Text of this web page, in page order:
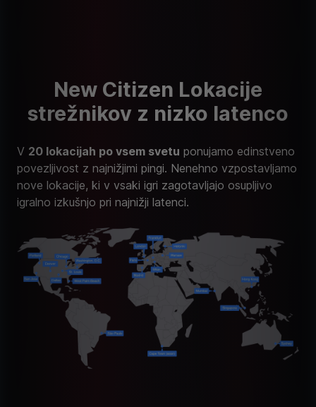
New Citizen Lokacije
strežnikov z nizko latenco
V 20 lokacijah po vsem svetu ponujamo edinstveno
povezljivost z najnižjimi pingi. Nenehno vzpostavljamo
nove lokacije, ki v vsaki igri zagotavljajo osupljivo
igralno izkušnjo pri najnižji latenci.